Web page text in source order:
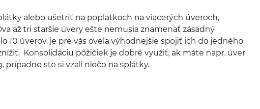
alebo ušetriť na poplatkoch na viacerých úveroch,
až tri staršie úvery ešte nemusia znamenať zásadný
10 úverov, je pre vás oveľa výhodnejšie spojiť ich do jedného
Konsolidáciu pôžičiek je dobré využiť, ak máte napr. úver
prípadne ste si vzali niečo na splátky.